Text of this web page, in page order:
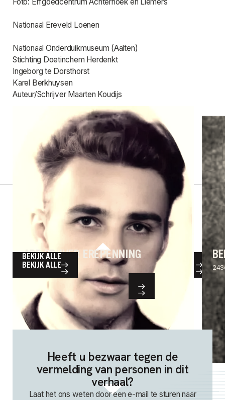
Foto: Erfgoedcentrum Achterhoek en Liemers
Nationaal Ereveld Loenen
Nationaal Onderduikmuseum (Aalten)
Stichting Doetinchem Herdenkt
Ingeborg te Dorsthorst
Karel Berkhuysen
Auteur/Schrijver Maarten Koudijs
Andere verhalen
ABE DRIJVER EREPENNING ‍
24Verzetsheld 24
BEKIJK ALLE
BEKIJK ALLE
Heeft u bezwaar tegen de
vermelding van personen in dit
verhaal?
Laat het ons weten door een e-mail te sturen naar